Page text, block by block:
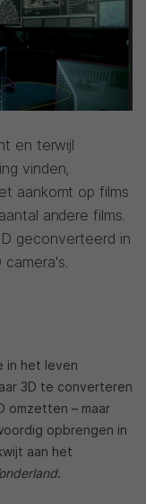
en terwijl
vinden,
aankomt op films
andere films.
geconverteerd in
in het leven
3D te converteren
omzetten – maar
opbrengen in
aan het
.